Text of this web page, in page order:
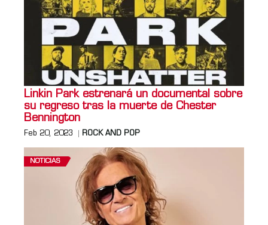
Linkin Park estrenará un documental sobre
su regreso tras la muerte de Chester
Bennington
Feb 20, 2023 ROCK AND POP
NOTICIAS